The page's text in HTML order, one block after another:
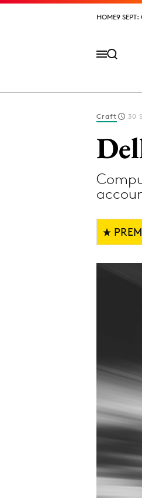
HOME9
HOME9
Craft 30